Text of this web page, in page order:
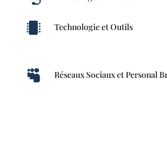
 Technologie et Outils
 Réseaux Sociaux et Personal